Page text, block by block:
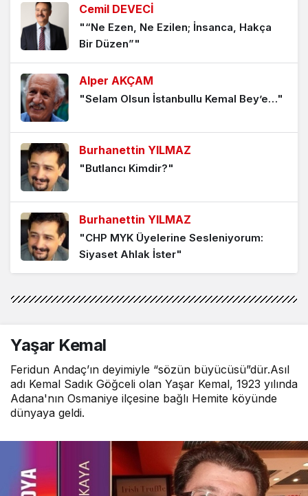
“Geri dönüşümde” kazanan kim oldu?
3 hafta önce
Özel’in, fırtına” öncesi Adana
4 hafta önce
Yeni parti zorunluluğu…
Çalanın, soyanın partisi mi?
1 ay önce
Cemil DEVECİ
"“Ne Ezen, Ne Ezilen; İnsanca, Hakça
Bir Düzen”"
Alper AKÇAM
"Selam Olsun İstanbullu Kemal Bey’e…"
Burhanettin YILMAZ
"Butlancı Kimdir?"
Burhanettin YILMAZ
"CHP MYK Üyelerine Sesleniyorum:
Siyaset Ahlak İster"
Burhanettin YILMAZ
"CHP’de Genel Başkan Olmanın İlk Şartı:
Arınmak"
"Ey Önder Sav! Tarihin Hangi
Sayfasında Yer Almak İstiyorsun?"
Yaşar Kemal
Feridun Andaç’ın deyimiyle “sözün büyücüsü”dür.Asıl
adı Kemal Sadık Göğceli olan Yaşar Kemal, 1923 yılında
Adana'nın Osmaniye ilçesine bağlı Hemite köyünde
dünyaya geldi.